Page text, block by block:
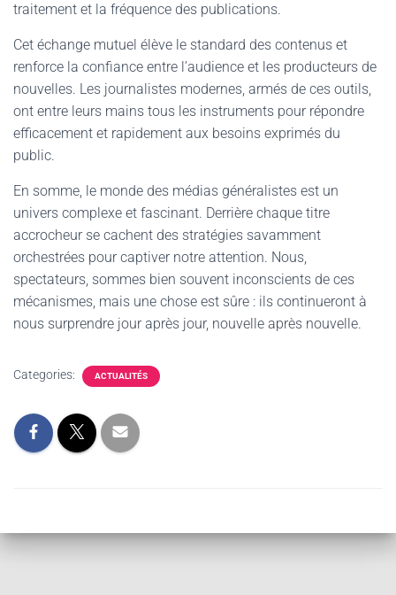
traitement et la fréquence des publications.
Cet échange mutuel élève le standard des contenus et
renforce la confiance entre l’audience et les producteurs de
nouvelles. Les journalistes modernes, armés de ces outils,
ont entre leurs mains tous les instruments pour répondre
efficacement et rapidement aux besoins exprimés du
public.
En somme, le monde des médias généralistes est un
univers complexe et fascinant. Derrière chaque titre
accrocheur se cachent des stratégies savamment
orchestrées pour captiver notre attention. Nous,
spectateurs, sommes bien souvent inconscients de ces
mécanismes, mais une chose est sûre : ils continueront à
nous surprendre jour après jour, nouvelle après nouvelle.
Categories: ACTUALITÉS